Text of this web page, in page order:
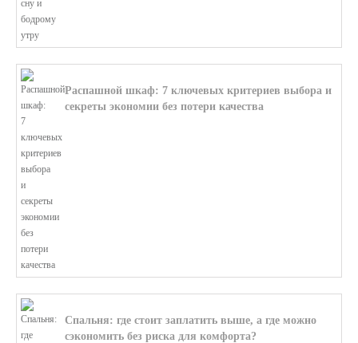
Распашной шкаф: 7 ключевых критериев выбора и
секреты экономии без потери качества
Спальня: где стоит заплатить выше, а где можно
сэкономить без риска для комфорта?